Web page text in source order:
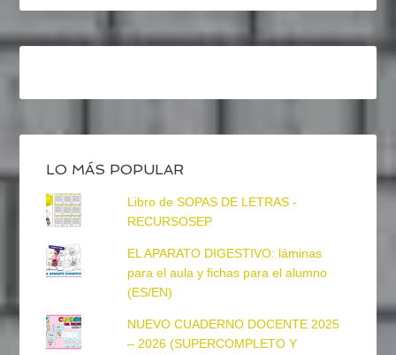
LO MÁS POPULAR
Libro de SOPAS DE LETRAS -
RECURSOSEP
EL APARATO DIGESTIVO: láminas
para el aula y fichas para el alumno
(ES/EN)
NUEVO CUADERNO DOCENTE 2025
– 2026 (SUPERCOMPLETO Y